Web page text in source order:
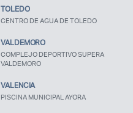
TOLEDO
CENTRO DE AGUA DE TOLEDO
VALDEMORO
COMPLEJO DEPORTIVO SUPERA
VALDEMORO
VALENCIA
PISCINA MUNICIPAL AYORA